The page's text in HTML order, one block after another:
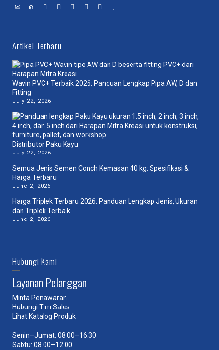
Artikel Terbaru
Wavin PVC+ Terbaik 2026: Panduan Lengkap Pipa AW, D dan
Fitting
July 22, 2026
Distributor Paku Kayu
July 22, 2026
Semua Jenis Semen Conch Kemasan 40 kg: Spesifikasi &
Harga Terbaru
June 2, 2026
Harga Triplek Terbaru 2026: Panduan Lengkap Jenis, Ukuran
dan Triplek Terbaik
June 2, 2026
Hubungi Kami
Layanan Pelanggan
Minta Penawaran
Hubungi Tim Sales
Lihat Katalog Produk
Senin–Jumat: 08.00–16.30
Sabtu: 08.00–12.00